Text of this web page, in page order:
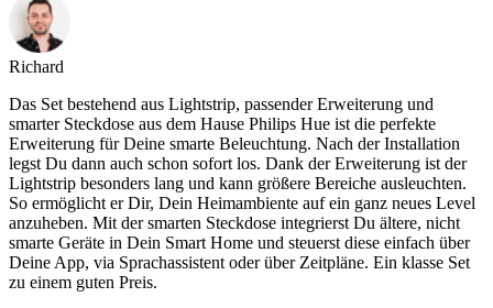
Richard
Das Set bestehend aus Lightstrip, passender Erweiterung und
smarter Steckdose aus dem Hause Philips Hue ist die perfekte
Erweiterung für Deine smarte Beleuchtung. Nach der Installation
legst Du dann auch schon sofort los. Dank der Erweiterung ist der
Lightstrip besonders lang und kann größere Bereiche ausleuchten.
So ermöglicht er Dir, Dein Heimambiente auf ein ganz neues Level
anzuheben. Mit der smarten Steckdose integrierst Du ältere, nicht
smarte Geräte in Dein Smart Home und steuerst diese einfach über
Deine App, via Sprachassistent oder über Zeitpläne. Ein klasse Set
zu einem guten Preis.